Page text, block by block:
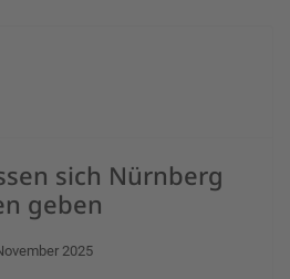
sich Nürnberg
geben
2025